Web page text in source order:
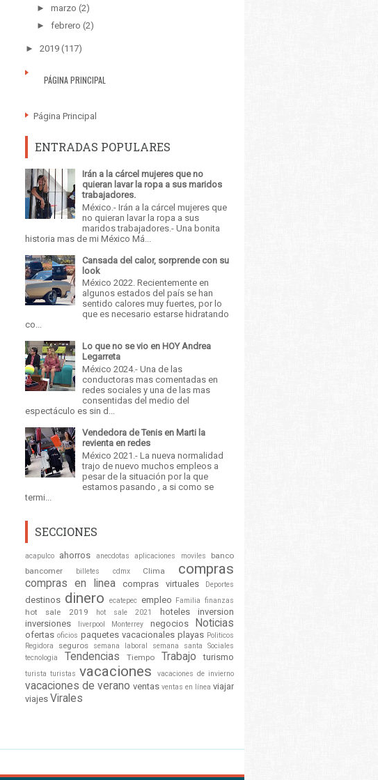
► marzo (2)
► febrero (2)
► 2019 (117)
PÁGINA PRINCIPAL
Página Principal
ENTRADAS POPULARES
Irán a la cárcel mujeres que no
quieran lavar la ropa a sus maridos
trabajadores.
México.- Irán a la cárcel mujeres que
no quieran lavar la ropa a sus
maridos trabajadores.- Una bonita
historia mas de mi México Má...
Cansada del calor, sorprende con su
look
México 2022. Recientemente en
algunos estados del país se han
sentido calores muy fuertes, por lo
que es necesario estarse hidratando
co...
Lo que no se vio en HOY Andrea
Legarreta
México 2024.- Una de las
conductoras mas comentadas en
redes sociales y una de las mas
consentidas del medio del
espectáculo es sin d...
Vendedora de Tenis en Marti la
revienta en redes
México 2021.- La nueva normalidad
trajo de nuevo muchos empleos a
pesar de la situación por la que
estamos pasando , a si como se
termi...
SECCIONES
acapulco ahorros anecdotas aplicaciones moviles
banco
bancomer
billetes cdmx Clima compras
compras en linea compras virtuales Deportes
destinos dinero ecatepec empleo Familia finanzas
hot sale 2019 hot sale 2021 hoteles
inversion
inversiones
liverpool Monterrey negocios Noticias
ofertas oficios paquetes vacacionales playas Politicos
Regidora
seguros semana laboral semana santa
Sociales
tecnologia
Tendencias Tiempo Trabajo turismo
turista turistas vacaciones vacaciones de invierno
vacaciones de verano ventas ventas en línea viajar
viajes Virales